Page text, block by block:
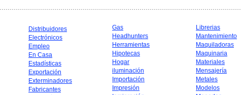
Distribuidores
Electrónicos
Empleo
En Casa
Estadísticas
Exportación
Exterminadores
Fabricantes
Gas
Headhunters
Herramientas
Hipotecas
Hogar
iluminación
Importación
Impresión
Librerias
Mantenimiento
Maquiladoras
Maquinaria
Materiales
Mensajería
Metales
Modelos